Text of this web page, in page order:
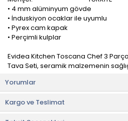
• 4 mm alüminyum gövde
• İnduskiyon ocaklar ile uyumlu
• Pyrex cam kapak
• Perçimli kulplar
Evidea Kitchen Toscana Chef 3
Tava Seti, seramik malzemenin
Sıfır yağda bile hiçbir yemeği
pişirmenizi ve servis etmenizi
kolaylaştırır. PFOA içermeyen iç
Yorumlar
Kargo ve Teslimat